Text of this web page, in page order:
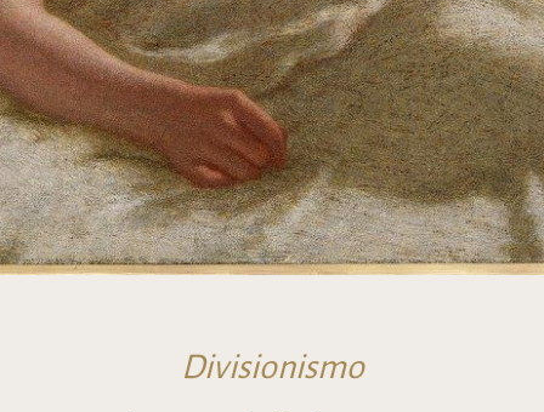
Divisionismo